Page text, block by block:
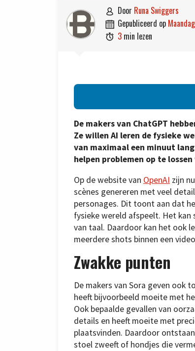
 door Runa Swiggers
 gepubliceerd op
 3 min lezen
De makers van ChatGPT
Ze willen AI leren de fysieke
van maximaal een minuut
helpen problemen op te
Op de website van OpenAI zijn
scènes genereren met veel
personages. Dit toont aan dat
fysieke wereld afspeelt. Het
van taal. Daardoor kan het ook
meerdere shots binnen een
Zwakke punten
De makers van Sora geven ook
heeft bijvoorbeeld moeite met
Ook bepaalde gevallen van
details en heeft moeite met
plaatsvinden. Daardoor
stoel zweeft of hondjes die